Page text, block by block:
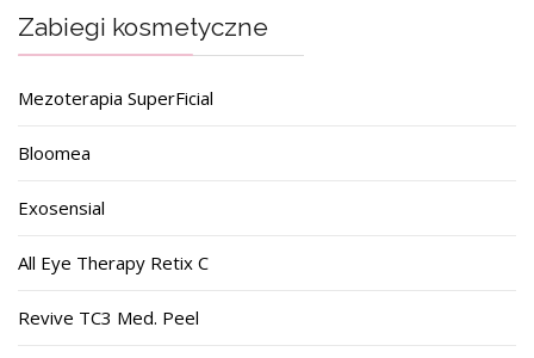
Zabiegi kosmetyczne
Mezoterapia SuperFicial
Bloomea
Exosensial
All Eye Therapy Retix C
Revive TC3 Med. Peel